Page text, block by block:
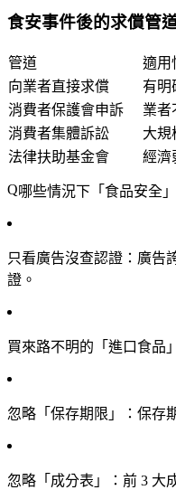
食安事件後的求償管
管道 適用
向業者直接求償
有明
消費者保護會申訴
業者
消費者集體訴訟
大規
法律扶助基金會
經濟
哪些情況下「食品安全
只看廣告沒查認證 ：廣告
證。
買來路不明的「進口食品」
忽略「保存期限」 ：保存
忽略「成分表」 ：前 3 大